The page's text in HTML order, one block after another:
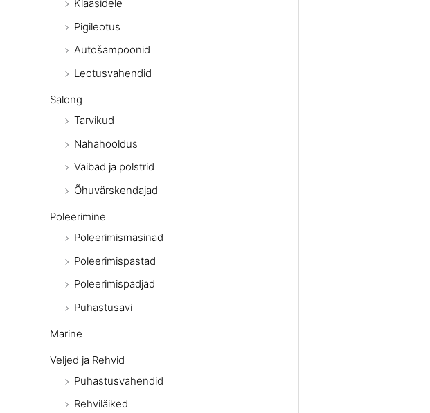
Klaasidele
Pigileotus
Autošampoonid
Leotusvahendid
Salong
Tarvikud
Nahahooldus
Vaibad ja polstrid
Õhuvärskendajad
Poleerimine
Poleerimismasinad
Poleerimispastad
Poleerimispadjad
Puhastusavi
Marine
Veljed ja Rehvid
Puhastusvahendid
Rehviläiked